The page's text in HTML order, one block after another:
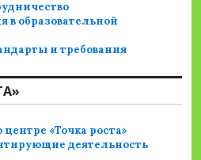
в образовательной
и требования
«Точка роста»
деятельность